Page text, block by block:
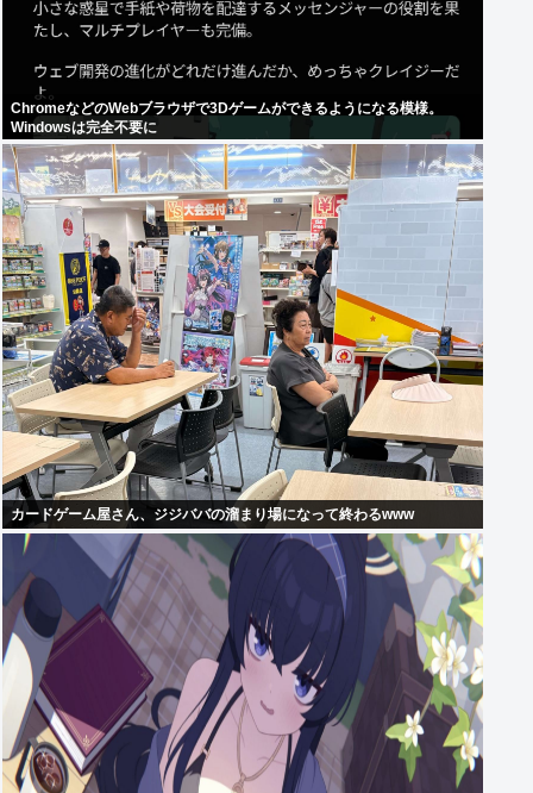
ChromeなどのWebブラウザで3Dゲームができるようになる模様。
Windowsは完全不要に
カードゲーム屋さん、ジジババの溜まり場になって終わるwww